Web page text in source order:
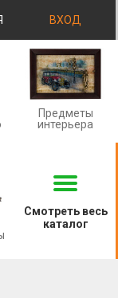
ВХОД
Предметы
интерьера
Смотреть весь
каталог